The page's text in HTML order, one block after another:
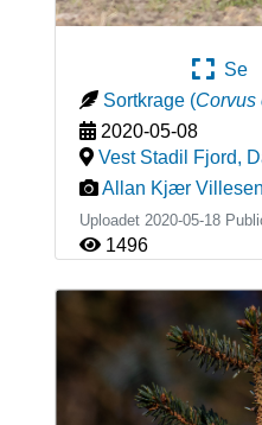
Se
Sortkrage (Corvus
2020-05-08
Vest Stadil Fjord,
Allan Kjær Villesen
Uploadet 2020-05-18
1496